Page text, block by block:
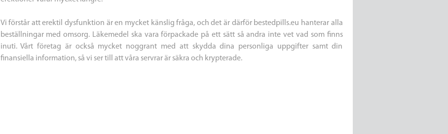
Vi förstår att erektil dysfunktion är en mycket känslig fråga, och det är därför bestedpills.eu hanterar alla
beställningar med omsorg. Läkemedel ska vara förpackade på ett sätt så andra inte vet vad som finns
inuti. Vårt företag är också mycket noggrant med att skydda dina personliga uppgifter samt din
finansiella information, så vi ser till att våra servrar är säkra och krypterade.